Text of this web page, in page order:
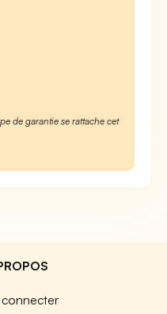
de garantie se rattache cet
connecter